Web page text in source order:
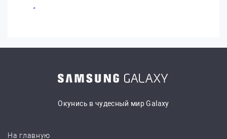
Окунись в чудесный мир Galaxy
На главную